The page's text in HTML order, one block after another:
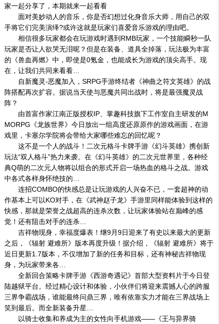
家一起分享了，本期就来一起看看
面对美妙动人的音乐，你是否幻想过化身音乐大师，用自己的双
手将它们完美演绎?或许这就是玩家们喜爱音乐游戏的理由吧。
相信很多玩家都会在玩游戏时遇到RMB玩家，一个技能瞬秒一队
玩家是否让人欲哭无泪呢？但是在装备、道具全掉落，玩法极为丰富
的《兽血再燃》中，即使是0氪金，也能成长为游戏的顶尖高手。现
在，让我们共同来看看…
自新魔灵-恶魔加入，SRPG手游终结者《神曲之符文英雄》的战
阵搭配再次扩容。据说当天使与恶魔共同出战时，将是最强魔灵战
阵？
由首富作家江南正版授权IP、掌趣科技旗下工作室自主研发的M
MORPG《龙族世界》今日放出一组高度还原原作的游戏画面，在游
戏里，卡塞尔学院将会带给大家哪些难忘的回忆呢？
这不是一个人的战斗！二次元格斗卡牌手游《幻斗英雄》携创新
玩法“双人格斗”热力来袭。在《幻斗英雄》的二次元世界里，各种经
典Q萌的二次元人物将以组合的形式开启一场热血的格斗之战。游戏
中各式各样身怀绝技的…
连招COMBO的快感总是让玩游戏的人兴奋不已，一套超神的动
作基本上可以KO对手，在《武神赵子龙》手游里同样能体验到这样的
快感，那就是荣誉之战超高的连杀次数，让玩家体验站在巅峰的感
觉！还有阻击对手的连杀…
吉祥物现身，幸福度爆表！继9月9日迎来了有史以来最大的更新
之后，《辐射 避难所》版本再度升级！据介绍，《辐射 避难所》将于
近日更新1.7版本，不仅增加了新的任务和目标，还有神秘吉祥物现
身，为玩家带来各…
全新回合策略卡牌手游《西游奇遇记》首部大型资料片于今日登
陆越狱平台。经过精心设计和体验，小伙伴们将迎来震撼人心的跨服
三界争霸战场，谁能最终问鼎三界，唯有依靠实力才能在三界战场上
笑到最后。而全新装备升星…
以骑士收集和养成为主的女性向手机游戏——《王与异界骑